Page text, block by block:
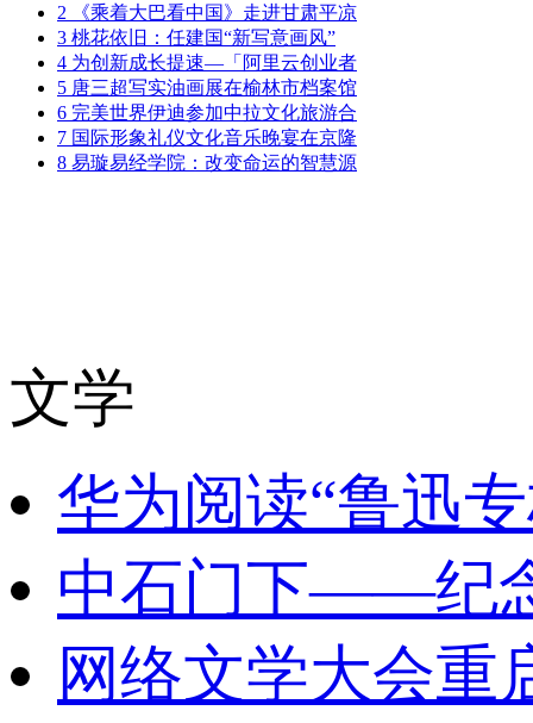
2 《乘着大巴看中国》走进甘肃平凉
3 桃花依旧：任建国“新写意画风”
4 为创新成长提速—「阿里云创业者
5 唐三超写实油画展在榆林市档案馆
6 完美世界伊迪参加中拉文化旅游合
7 国际形象礼仪文化音乐晚宴在京隆
8 易璇易经学院：改变命运的智慧源
文学
华为阅读“鲁迅
中石门下——纪
网络文学大会重